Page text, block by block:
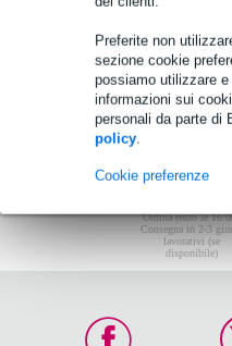
Preferite non
sezione cookie
possiamo utilizzare
informazioni sui
personali da parte di
policy.
Cookie preferenze
Ordina entro le
Consegna in 2-3
lavorativi (se
disponibile)